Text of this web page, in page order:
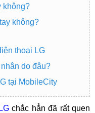
không?
không?
thoại LG
do đâu?
tại MobileCity
chắc hẳn đã rất quen